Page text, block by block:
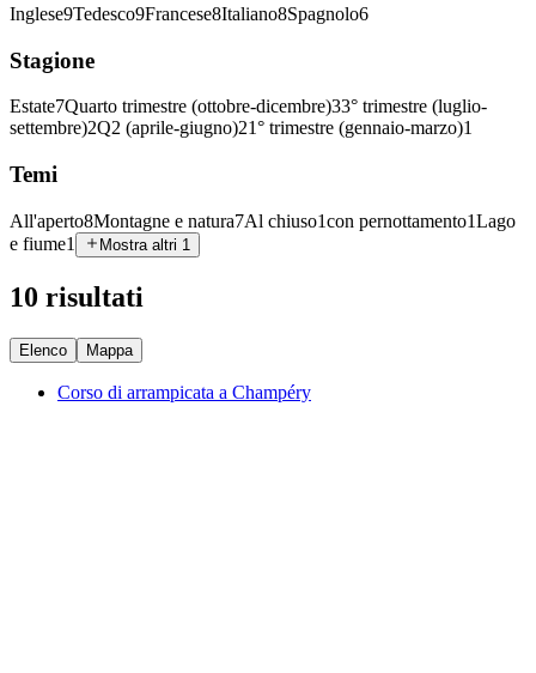
Inglese9Tedesco9Francese8Italiano8Spagnolo6
Stagione
Estate7Quarto trimestre (ottobre-dicembre)33° trimestre (luglio-
settembre)2Q2 (aprile-giugno)21° trimestre (gennaio-marzo)1
Temi
All'aperto8Montagne e natura7Al chiuso1con pernottamento1Lago
e fiume1 Mostra altri 1
10 risultati
Elenco Mappa
Corso di arrampicata a Champéry